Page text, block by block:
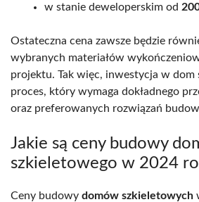
w stanie deweloperskim od
Ostateczna cena zawsze będzie
wybranych materiałów
projektu. Tak więc, inwestycja w
proces, który wymaga dokładnego
oraz preferowanych rozwiązań
Jakie są ceny budowy
szkieletowego w 2024
Ceny budowy domów szkieletowych